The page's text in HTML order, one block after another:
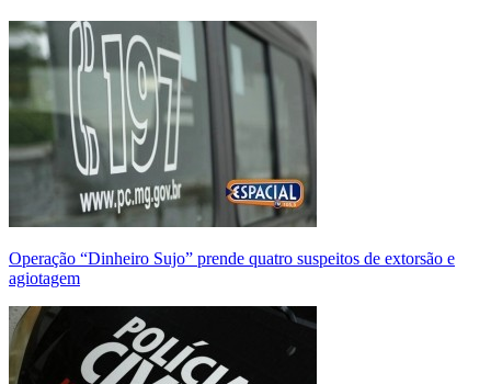
Operação “Dinheiro Sujo” prende quatro suspeitos de extorsão e
agiotagem